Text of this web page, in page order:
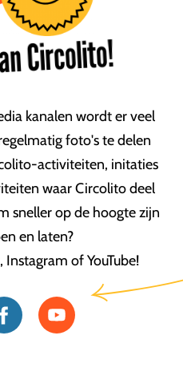
Circolito!
kanalen wordt er veel
foto's te delen
activiteiten, initaties
waar Circolito deel
sneller op de hoogte zijn
en laten?
Instagram of YouTube!